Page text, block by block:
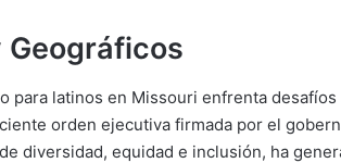
Geográficos
para latinos en Missouri enfrenta
orden ejecutiva firmada por el
diversidad, equidad e inclusión, ha